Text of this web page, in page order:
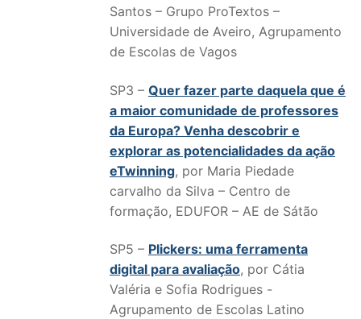
Santos – Grupo ProTextos –
Universidade de Aveiro, Agrupamento
de Escolas de Vagos
SP3 – Quer fazer parte daquela que é
a maior comunidade de professores
da Europa? Venha descobrir e
explorar as potencialidades da ação
eTwinning, por Maria Piedade
carvalho da Silva – Centro de
formação, EDUFOR – AE de Sátão
SP5 – Plickers: uma ferramenta
digital para avaliação, por Cátia
Valéria e Sofia Rodrigues -
Agrupamento de Escolas Latino